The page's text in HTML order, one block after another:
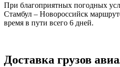
При благоприятных погодных
Стамбул – Новороссийск
время в пути всего 6 дней.
Доставка грузов